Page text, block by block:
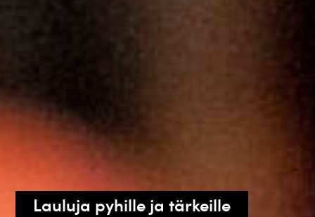
Lauluja pyhille ja tärkeille